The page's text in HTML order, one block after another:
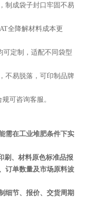
制成袋子封口牢固不易
全降解材料成本更
可定制，适配不同袋型
不易脱落，可印制品牌
可咨询客服。
需在工业堆肥条件下实
刷、材料原色标准品报
订单数量及市场原料波
细节、报价、交货周期